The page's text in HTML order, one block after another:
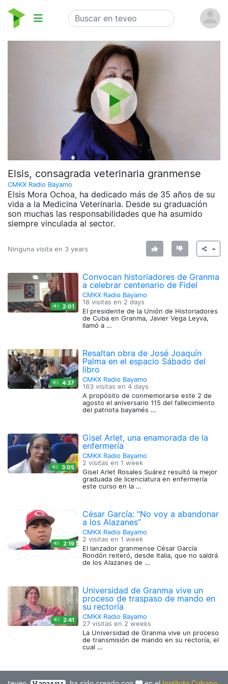
Elsis, consagrada veterinaria granmense
CMKX Radio Bayamo
Elsis Mora Ochoa, ha dedicado más de 35 años de su
vida a la Medicina Veterinaria. Desde su graduación
son muchas las responsabilidades que ha asumido
siempre vinculada al sector.
Ninguna visita en 3 years
2:01
Convocan historiadores de Granma
a celebrar centenario de Fidel
CMKX Radio Bayamo
18 visitas en 2 days
El presidente de la Unión de Historiadores
de Cuba en Granma, Javier Vega Leyva,
llamó a …
4:37
Resaltan obra de José Joaquín
Palma en el espacio Sábado del
libro
CMKX Radio Bayamo
163 visitas en4 days
A propósito de conmemorarse este 2 de
agosto el aniversario 115 del fallecimiento
del patriota bayamés …
3:05
Gisel Arlet, una enamorada de la
enfermería
CMKX Radio Bayamo
2 visitas en 1 week
Gisel Arlet Rosales Suárez resultó la mejor
graduada de licenciatura en enfermería
este curso en la …
2:19
César García: “No voy a abandonar
a los Alazanes”
CMKX Radio Bayamo
2 visitas en 1 week
El lanzador granmense César García
Rondón reiteró, desde Italia, que no saldrá
de los Alazanes de …
2:41
Universidad de Granma vive un
proceso de traspaso de mando en
su rectoría
CMKX Radio Bayamo
27 visitas en 2 weeks
La Universidad de Granma vive un proceso
de transmisión de mando en su rectoría, el
cual …